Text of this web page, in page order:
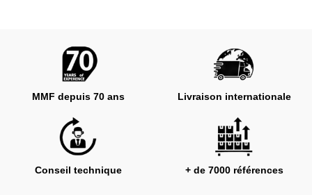
MMF depuis 70 ans Livraison internationale
Conseil technique + de 7000 références